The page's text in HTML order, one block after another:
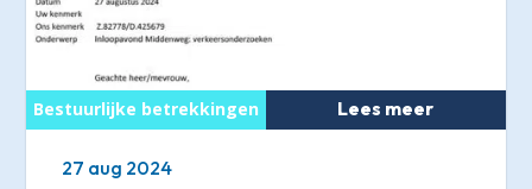
Lees meer
27 aug 2024